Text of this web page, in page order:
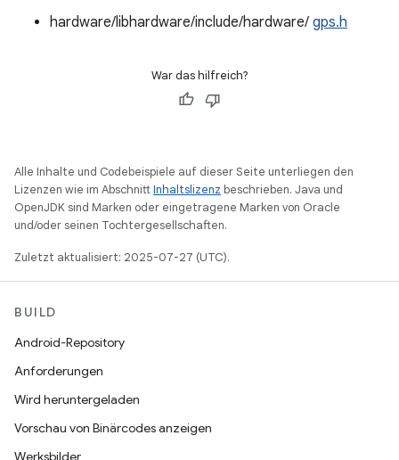
hardware/libhardware/include/hardware/ gps.h
War das hilfreich?
Alle Inhalte und Codebeispiele auf dieser Seite unterliegen den
Lizenzen wie im AbschnittInhaltslizenz beschrieben. Java und
OpenJDK sind Marken oder eingetragene Marken von Oracle
und/oder seinen Tochtergesellschaften.
Zuletzt aktualisiert: 2025-07-27 (UTC).
BUILD
Android-Repository
Anforderungen
Wird heruntergeladen
Vorschau von Binärcodes anzeigen
Werksbilder